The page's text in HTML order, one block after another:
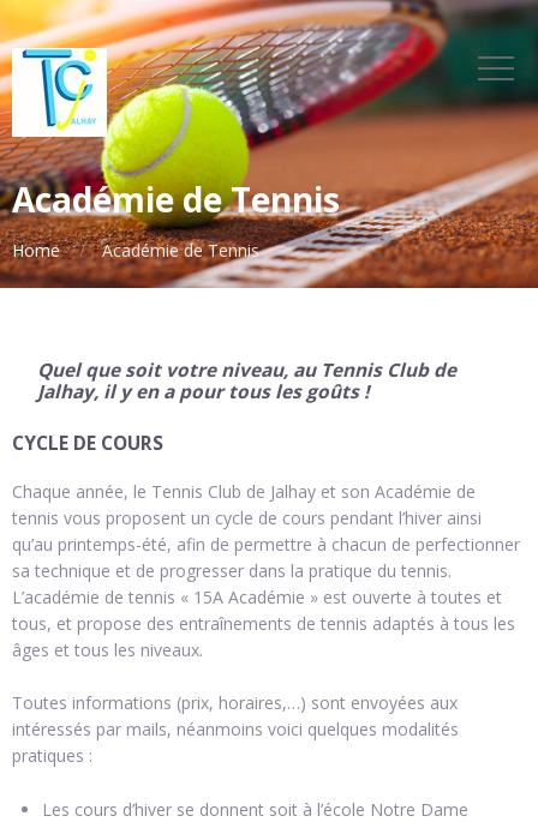
Académie de Tennis
Home Académie de Tennis
Quel que soit votre niveau, au Tennis Club de
Jalhay, il y en a pour tous les goûts !
CYCLE DE COURS
Chaque année, le Tennis Club de Jalhay et son Académie de
tennis vous proposent un cycle de cours pendant l’hiver ainsi
qu’au printemps-été, afin de permettre à chacun de perfectionner
sa technique et de progresser dans la pratique du tennis.
L’académie de tennis « 15A Académie » est ouverte à toutes et
tous, et propose des entraînements de tennis adaptés à tous les
âges et tous les niveaux.
Toutes informations (prix, horaires,…) sont envoyées aux
intéressés par mails, néanmoins voici quelques modalités
pratiques :
Les cours d’hiver se donnent soit à l’école Notre Dame